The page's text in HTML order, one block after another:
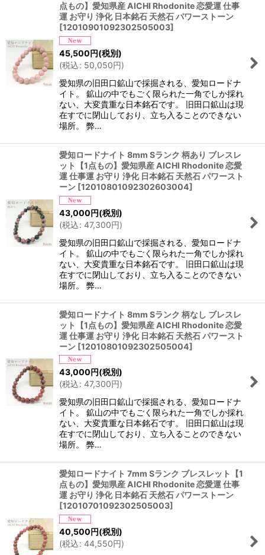
点もの】愛知県産 AICHI Rhodonite 恋愛運 仕事
運 お守り 浄化 日本銘石 天然石 パワーストーン
[12010901092302505003]
45,500円(税別)
(税込: 50,050円)
愛知県の旧田口鉱山で採掘される、愛知ロードナ
イト。 鉱山の中でもごく限られた一角でしか採れ
ない、大変貴重な日本銘石です。 旧田口鉱山は現
在すでに閉山しており、立ち入ることのできない
場所。 弊…
愛知ロードナイト 8mm Sランク 柄あり ブレスレ
ット【1点もの】愛知県産 AICHI Rhodonite 恋愛
運 仕事運 お守り 浄化 日本銘石 天然石 パワースト
ーン [12010801092302603004]
43,000円(税別)
(税込: 47,300円)
愛知県の旧田口鉱山で採掘される、愛知ロードナ
イト。 鉱山の中でもごく限られた一角でしか採れ
ない、大変貴重な日本銘石です。 旧田口鉱山は現
在すでに閉山しており、立ち入ることのできない
場所。 弊…
愛知ロードナイト 8mm Sランク 柄なし ブレスレ
ット【1点もの】愛知県産 AICHI Rhodonite 恋愛
運 仕事運 お守り 浄化 日本銘石 天然石 パワースト
ーン [12010801092302505004]
43,000円(税別)
(税込: 47,300円)
愛知県の旧田口鉱山で採掘される、愛知ロードナ
イト。 鉱山の中でもごく限られた一角でしか採れ
ない、大変貴重な日本銘石です。 旧田口鉱山は現
在すでに閉山しており、立ち入ることのできない
場所。 弊…
愛知ロードナイト 7mm Sランク ブレスレット【1
点もの】愛知県産 AICHI Rhodonite 恋愛運 仕事
運 お守り 浄化 日本銘石 天然石 パワーストーン
[12010701092302505003]
40,500円(税別)
(税込: 44,550円)